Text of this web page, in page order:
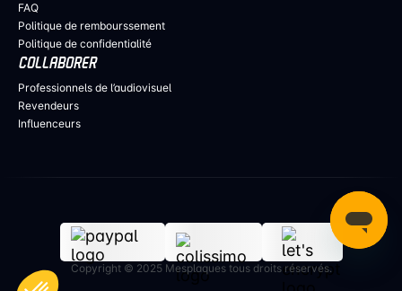
FAQ
Politique de rembourssement
Politique de confidentialité
COLLABORER
Professionnels de l’audiovisuel
Revendeurs
Influenceurs
Copyright © 2025 Mesplaques tous droits réservés.